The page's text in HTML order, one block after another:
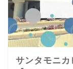
サンタモニ